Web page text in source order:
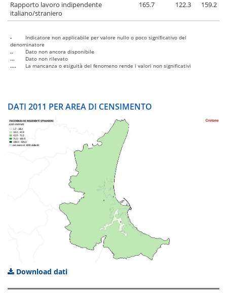
Rapporto lavoro indipendente
italiano/straniero
165.7 122.3 159.2
-
Indicatore non applicabile per valore nullo o poco significativo del
denominatore
..
Dato non ancora disponibile
...
Dato non rilevato
....
La mancanza o esiguità del fenomeno rende i valori non significativi
DATI 2011 PER AREA DI CENSIMENTO
Download dati